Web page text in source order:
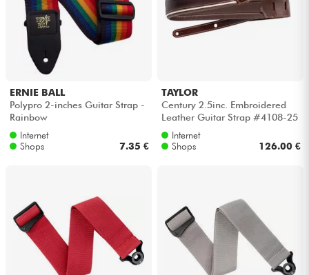
ERNIE BALL
Polypro 2-inches Guitar Strap -
Rainbow
Internet
Shops
7.35 €
TAYLOR
Century 2.5inc. Embroidered
Leather Guitar Strap #4108-25
- Cordovan/Cream/Cordovan
Internet
Shops
126.00 €